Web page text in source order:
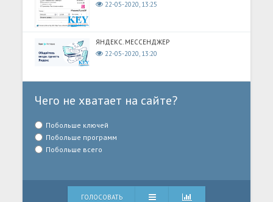
22-05-2020, 13:25
ЯНДЕКС. МЕССЕНДЖЕР
22-05-2020, 13:20
Чего не хватает на сайте?
Побольше ключей
Побольше программ
Побольше всего
ГОЛОСОВАТЬ